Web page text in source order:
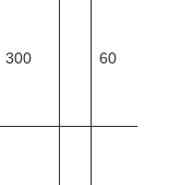
300 60